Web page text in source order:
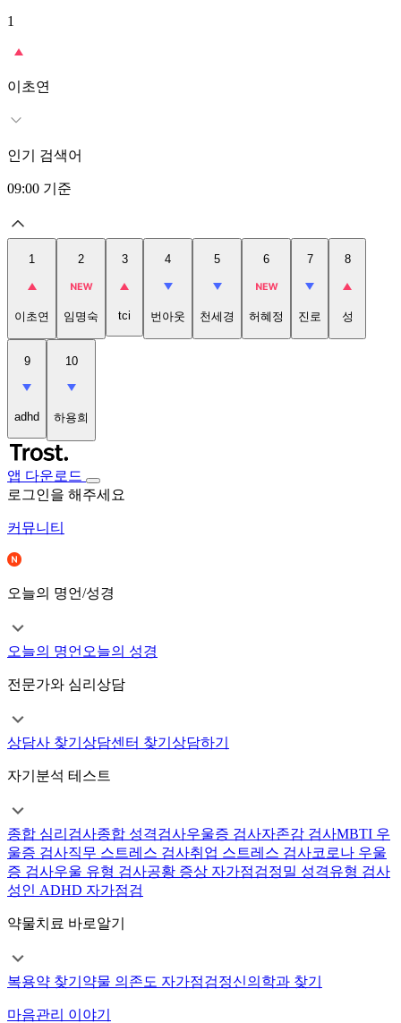
1
이초연
인기 검색어
09:00 기준
1
이초연
2
임명숙
3
tci
4
번아웃
5
천세경
6
허혜정
7
진로
8
성
9
adhd
10
하용희
앱 다운로드
로그인을 해주세요
커뮤니티
오늘의 명언/성경
오늘의 명언 오늘의 성경
전문가와 심리상담
상담사 찾기 상담센터 찾기 상담하기
자기분석 테스트
종합 심리검사종합 성격검사우울증 검사자존감 검사MBTI 우
울증 검사직무 스트레스 검사취업 스트레스 검사코로나 우울
증 검사우울 유형 검사공황 증상 자가점검정밀 성격유형 검사
성인 ADHD 자가점검
약물치료 바로알기
복용약 찾기 약물 의존도 자가점검정신의학과 찾기
마음관리 이야기